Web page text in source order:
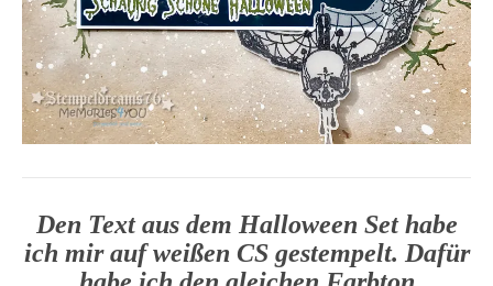
Den Text aus dem Halloween Set habe
ich mir auf weißen CS gestempelt. Dafür